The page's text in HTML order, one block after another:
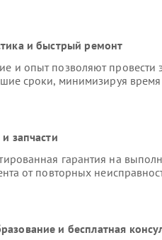
и быстрый ремонт
и опыт позволяют провести
сроки, минимизируя время
запчасти
гарантия на
от повторных
и бесплатная